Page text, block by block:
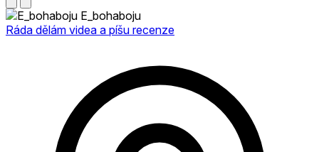
E_bohaboju
Ráda dělám videa a píšu recenze